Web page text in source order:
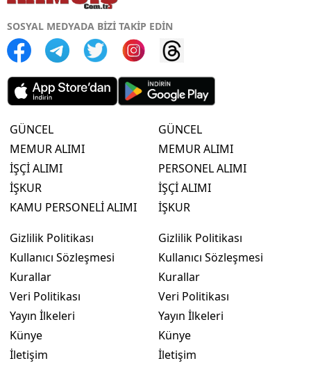
SOSYAL MEDYADA BİZİ TAKİP EDİN
GÜNCEL
MEMUR ALIMI
İŞÇİ ALIMI
İŞKUR
KAMU PERSONELİ ALIMI
GÜNCEL
MEMUR ALIMI
PERSONEL ALIMI
İŞÇİ ALIMI
İŞKUR
Gizlilik Politikası
Kullanıcı Sözleşmesi
Kurallar
Veri Politikası
Yayın İlkeleri
Künye
İletişim
Gizlilik Politikası
Kullanıcı Sözleşmesi
Kurallar
Veri Politikası
Yayın İlkeleri
Künye
İletişim